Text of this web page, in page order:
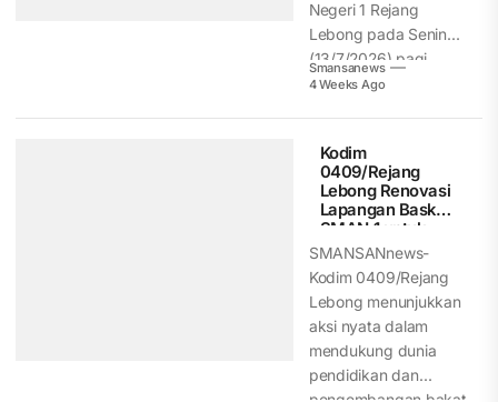
Negeri 1 Rejang
Lebong pada Senin
(13/7/2026) pagi.
Menandai
Smansanews
4 Weeks Ago
Kodim
0409/Rejang
Lebong Renovasi
Lapangan Basket
SMAN 1 untuk
Tingkatkan
Prestasi Siswa
SMANSANnews-
Kodim 0409/Rejang
Lebong menunjukkan
aksi nyata dalam
mendukung dunia
pendidikan dan